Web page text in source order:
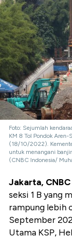
Foto: Sejumlah
KM 8 Tol Pondok Aren-
(18/10/2022).
untuk menangani
(CNBC Indonesia/
Jakarta,
seksi 1 B yang
rampung lebih
September
Utama KSP,